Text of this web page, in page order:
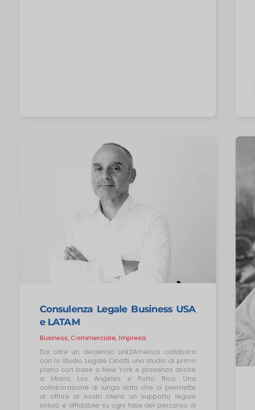
Consulenza Legale Business USA
e LATAM
Business, Commerciale, Impresa
Da oltre un decennio Link2America collabora
con lo Studio Legale Cinotti, uno studio di primo
piano con base a New York e presenza anche
a Miami, Los Angeles e Porto Rico. Una
collaborazione di lunga data che ci permette
di offrire ai nostri clienti un supporto legale
solido e affidabile su ogni fase del percorso di